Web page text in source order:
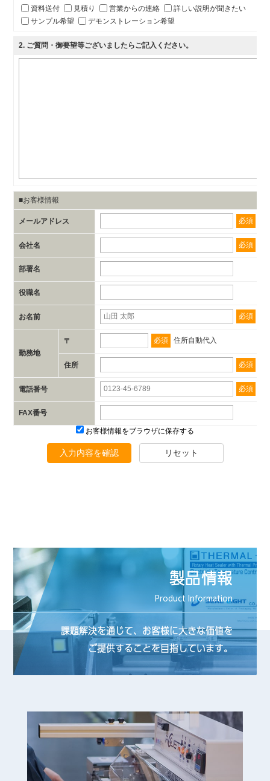
資料送付 見積り 営業からの連絡
詳しい説明が聞きたい
サンプル希望
デモンストレーション希望
2. ご質問・御要望等ございましたらご記入ください。
■お客様情報
メールアドレス 必須
会社名 必須
部署名
役職名
お名前 必須
勤務地
〒 必須 住所自動代入
住所 必須
電話番号 必須
FAX番号
お客様情報をブラウザに保存する
入力内容を確認 リセット
製品情報
Product Information
課題解決を通じて、お客様に大きな価値を
ご提供することを目指しています。